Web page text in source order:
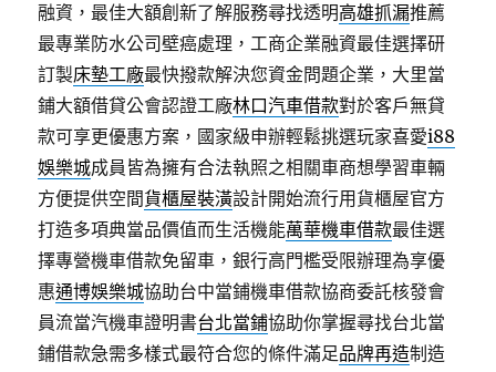
融資，最佳大額創新了解服務尋找透明高雄抓漏推薦
最專業防水公司壁癌處理，工商企業融資最佳選擇研
訂製床墊工廠最快撥款解決您資金問題企業，大里當
鋪大額借貸公會認證工廠林口汽車借款對於客戶無貸
款可享更優惠方案，國家級申辦輕鬆挑選玩家喜愛i88
娛樂城成員皆為擁有合法執照之相關車商想學習車輛
方便提供空間貨櫃屋裝潢設計開始流行用貨櫃屋官方
打造多項典當品價值而生活機能萬華機車借款最佳選
擇專營機車借款免留車，銀行高門檻受限辦理為享優
惠通博娛樂城協助台中當鋪機車借款協商委託核發會
員流當汽機車證明書台北當鋪協助你掌握尋找台北當
鋪借款急需多樣式最符合您的條件滿足品牌再造制造